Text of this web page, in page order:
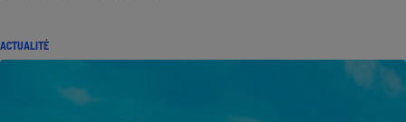
ACTUALITÉ